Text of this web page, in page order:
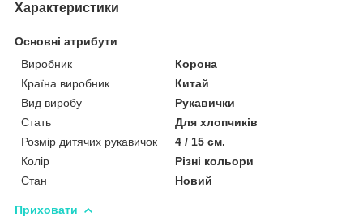
Характеристики
Основні атрибути
Виробник
Корона
Країна виробник
Китай
Вид виробу
Рукавички
Стать
Для хлопчиків
Розмір дитячих рукавичок
4 / 15 см.
Колір
Різні кольори
Стан
Новий
Приховати